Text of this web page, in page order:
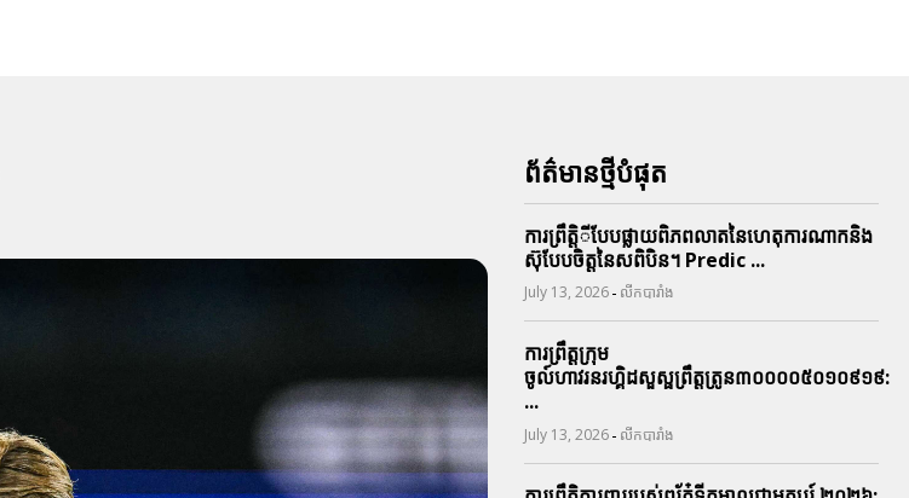
ព័ត៌មានថ្មីបំផុត
ការព្រឹតិ្តីបែបផ្លាយពិភពលាតនៃហេតុការណាកនិង
ស៊ុបែបចិត្តនៃសពិបិន។ Predic ...
July 13, 2026 - លីកបារាំង
ការព្រឹត្តក្រុម
ចូល៍ហាវរនរហ្គិដសួស្ផព្រឹត្តត្រូន៣០០០០៥០១០៩១៩:
...
July 13, 2026 - លីកបារាំង